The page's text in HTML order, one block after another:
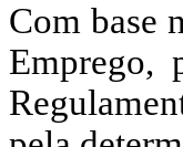
Com base
Emprego,